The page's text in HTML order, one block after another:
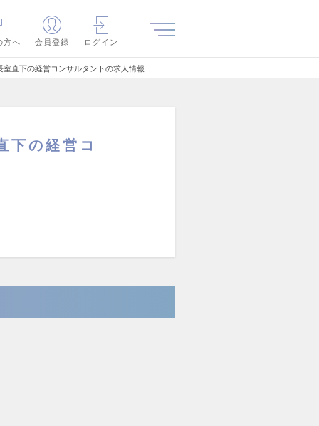
方へ 会員登録 ログイン
直下の経営コンサルタントの求人情報
下の経営コ